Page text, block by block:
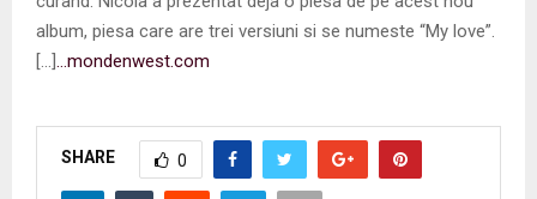
album, piesa care are trei versiuni si se numeste “My love”.
[…]
…mondenwest.com
SHARE 0